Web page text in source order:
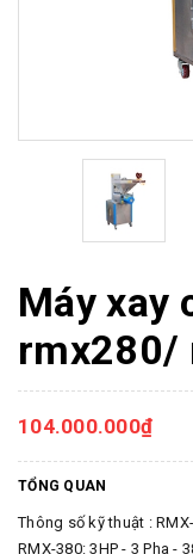
Máy xay
rmx280/
104.000.000₫
TỔNG QUAN
Thông số kỹ thuật :
RMX-380: 3HP - 3 Pha -